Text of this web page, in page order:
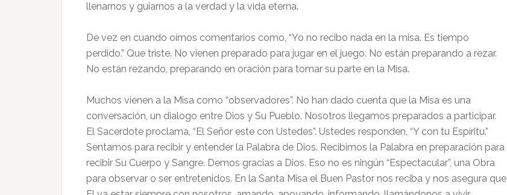
llenarnos y guiarnos a la verdad y la vida eterna.
De vez en cuando oímos comentarios como, “Yo no recibo nada en la misa. Es tiempo
perdido.” Que triste. No vienen preparado para jugar en el juego. No están preparando a rezar.
No están rezando, preparando en oración para tomar su parte en la Misa.
Muchos vienen a la Misa como “observadores”. No han dado cuenta que la Misa es una
conversación, un dialogo entre Dios y Su Pueblo. Nosotros llegamos preparados a participar.
El Sacerdote proclama, “El Señor este con Ustedes”. Ustedes responden, “Y con tu Espíritu.”
Sentamos para recibir y entender la Palabra de Dios. Recibimos la Palabra en preparación para
recibir Su Cuerpo y Sangre. Demos gracias a Dios. Eso no es ningún “Espectacular”, una Obra
para observar o ser entretenidos. En la Santa Misa el Buen Pastor nos reciba y nos asegura que